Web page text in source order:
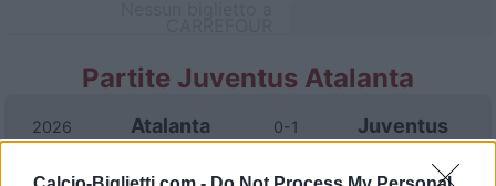
Partite Juventus Atalanta
2026 Atalanta 0-1 Juventus